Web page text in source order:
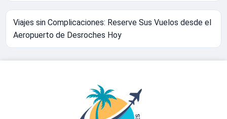
Viajes sin Complicaciones: Reserve Sus Vuelos desde el
Aeropuerto de Desroches Hoy